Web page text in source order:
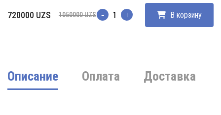
1050000UZS
Первоначальная
720000 UZS
Текущая
Количество В корзину
Описание Оплата Доставка